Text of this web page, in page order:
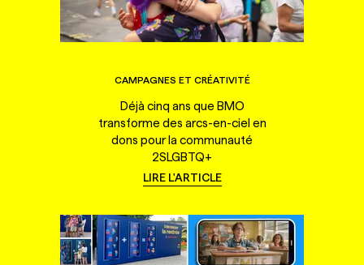
CAMPAGNES ET CRÉATIVITÉ
Déjà cinq ans que BMO
transforme des arcs-en-ciel en
dons pour la communauté
2SLGBTQ+
LIRE L'ARTICLE